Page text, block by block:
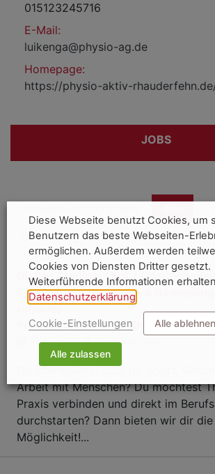
015123245716
E-Mail:
luikenga@physio-ag.de
Homepage:
https://physio-aktiv-
JOBS
Ausbildung, duales Studium
Duales Studium (B.A.)
Sportökonomie, Sport- &
(m/w/d)
PHYSIO AKTIV RHAUDERFEHN
sofort
Rhauderfehn
Du interessierst dich für Sport,
Arbeit mit Menschen? Du möchtest
Praxis verbinden und direkt im
durchstarten? Dann bieten wir dir
Möglichkeit!...
Diese Webseite benutzt Cookies, um
Benutzern das beste Webseiten-
ermöglichen. Außerdem werden
Cookies von Diensten Dritter gesetzt.
Weiterführende Informationen
Datenschutzerklärung
Cookie-Einstellungen Alle ablehnen
Alle zulassen